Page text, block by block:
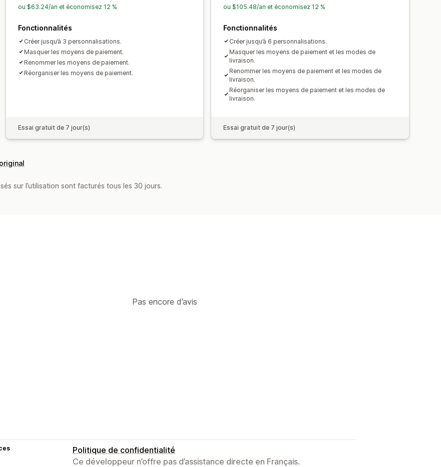
ou $63.24/an et économisez 12 %
Fonctionnalités
Créer jusqu’à 3 personnalisations.
Masquer les moyens de paiement.
Renommer les moyens de paiement.
Réorganiser les moyens de paiement.
Essai gratuit de 7 jour(s)
ou $105.48/an et économisez 12 %
Fonctionnalités
Créer jusqu’à 6 personnalisations.
Masquer les moyens de paiement et les modes de
livraison.
Renommer les moyens de paiement et les modes de
livraison.
Réorganiser les moyens de paiement et les modes de
livraison.
Essai gratuit de 7 jour(s)
sur l’utilisation sont facturés tous les 30 jours.
Pas encore d’avis
Politique de confidentialité
Ce développeur n’offre pas d’assistance directe en Français.